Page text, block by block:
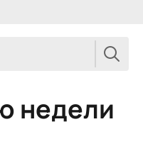
недели